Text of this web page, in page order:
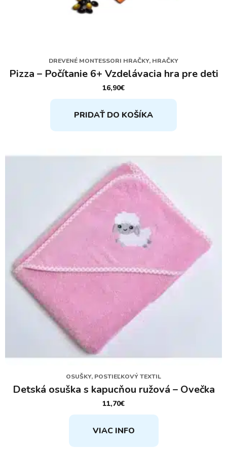
DREVENÉ MONTESSORI HRAČKY, HRAČKY
Pizza – Počítanie 6+ Vzdelávacia hra pre deti
16,90€
PRIDAŤ DO KOŠÍKA
OSUŠKY, POSTIEĽKOVÝ TEXTIL
Detská osuška s kapucňou ružová – Ovečka
11,70€
VIAC INFO